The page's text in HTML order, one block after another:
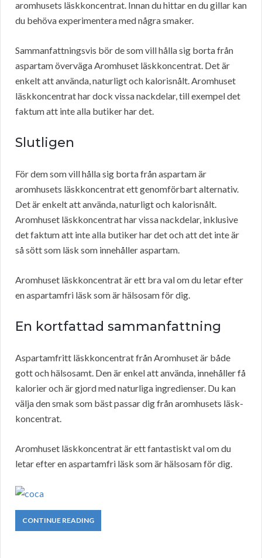
aromhusets läskkoncentrat. Innan du hittar en du gillar kan
du behöva experimentera med några smaker.
Sammanfattningsvis bör de som vill hålla sig borta från
aspartam överväga Aromhuset läskkoncentrat. Det är
enkelt att använda, naturligt och kalorisnålt. Aromhuset
läskkoncentrat har dock vissa nackdelar, till exempel det
faktum att inte alla butiker har det.
Slutligen
För dem som vill hålla sig borta från aspartam är
aromhusets läskkoncentrat ett genomförbart alternativ.
Det är enkelt att använda, naturligt och kalorisnålt.
Aromhuset läskkoncentrat har vissa nackdelar, inklusive
det faktum att inte alla butiker har det och att det inte är
så sött som läsk som innehåller aspartam.
Aromhuset läskkoncentrat är ett bra val om du letar efter
en aspartamfri läsk som är hälsosam för dig.
En kortfattad sammanfattning
Aspartamfritt läskkoncentrat från Aromhuset är både
gott och hälsosamt. Den är enkel att använda, innehåller få
kalorier och är gjord med naturliga ingredienser. Du kan
välja den smak som bäst passar dig från aromhusets läsk-
koncentrat.
Aromhuset läskkoncentrat är ett fantastiskt val om du
letar efter en aspartamfri läsk som är hälsosam för dig.
CONTINUE READING